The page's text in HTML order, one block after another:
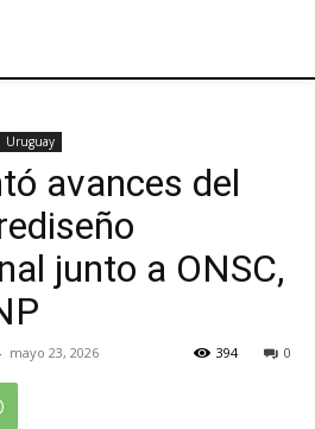
Uruguay
avances del
junto a ONSC,
mayo 23, 2026 0
394